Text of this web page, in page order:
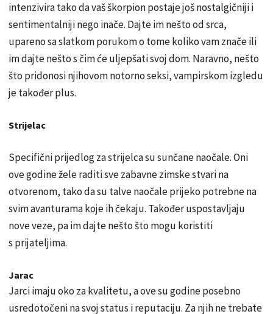
intenzivira tako da vaš škorpion postaje još nostalgičniji i
sentimentalniji nego inače. Dajte im nešto od srca,
upareno sa slatkom porukom o tome koliko vam znače ili
im dajte nešto s čim će uljepšati svoj dom. Naravno, nešto
što pridonosi njihovom notorno seksi, vampirskom izgledu
je također plus.
Strijelac
Specifični prijedlog za strijelca su sunčane naočale. Oni
ove godine žele raditi sve zabavne zimske stvari na
otvorenom, tako da su talve naočale prijeko potrebne na
svim avanturama koje ih čekaju. Također uspostavljaju
nove veze, pa im dajte nešto što mogu koristiti
s prijateljima.
Jarac
Jarci imaju oko za kvalitetu, a ove su godine posebno
usredotočeni na svoj status i reputaciju. Za njih ne trebate